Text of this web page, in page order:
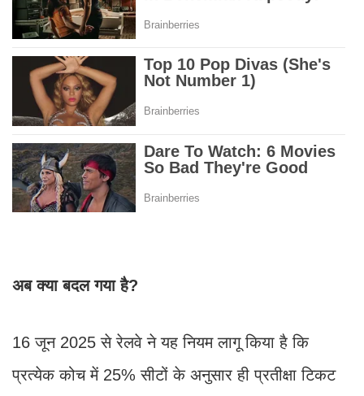
अब क्या बदल गया है?
16 जून 2025 से रेलवे ने यह नियम लागू किया है कि
प्रत्येक कोच में 25% सीटों के अनुसार ही प्रतीक्षा टिकट